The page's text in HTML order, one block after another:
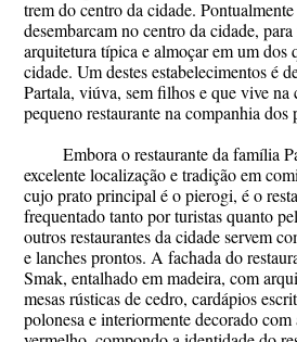
trem do centro da cidade.
desembarcam no centro da cidade,
arquitetura típica e almoçar em um dos
cidade. Um destes estabelecimentos é
Partala, viúva, sem filhos e que vive na
pequeno restaurante na companhia dos
Embora o restaurante da família
excelente localização e tradição em
cujo prato principal é o pierogi, é o
frequentado tanto por turistas quanto
outros restaurantes da cidade servem
e lanches prontos. A fachada do
Smak, entalhado em madeira, com
mesas rústicas de cedro, cardápios
polonesa e interiormente decorado com